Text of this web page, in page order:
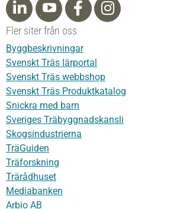
Fler siter från oss
Byggbeskrivningar
Svenskt Träs lärportal
Svenskt Träs webbshop
Svenskt Träs Produktkatalog
Snickra med barn
Sveriges Träbyggnadskansli
Skogsindustrierna
TräGuiden
Träforskning
Trärådhuset
Mediabanken
Arbio AB